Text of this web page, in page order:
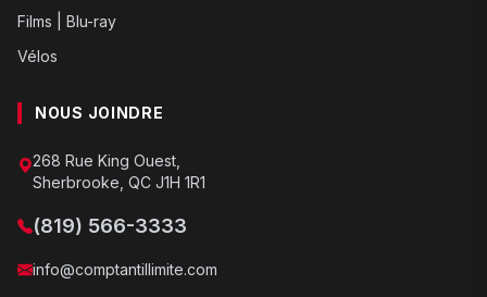
Films | Blu-ray
Vélos
NOUS JOINDRE
268 Rue King Ouest,
Sherbrooke, QC J1H 1R1
(819) 566-3333
info@comptantillimite.com